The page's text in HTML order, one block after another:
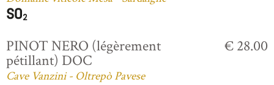
PINOT NERO (légèrement
pétillant) DOC
Cave Vanzini - Oltrepò Pavese
€ 28.00